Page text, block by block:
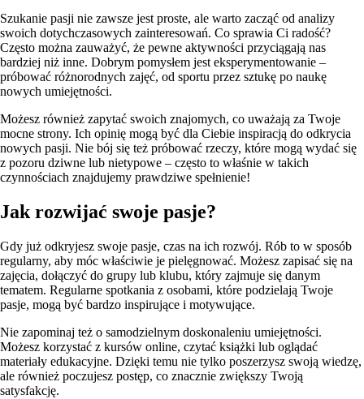
Szukanie pasji nie zawsze jest proste, ale warto zacząć od analizy
swoich dotychczasowych zainteresowań. Co sprawia Ci radość?
Często można zauważyć, że pewne aktywności przyciągają nas
bardziej niż inne. Dobrym pomysłem jest eksperymentowanie –
próbować różnorodnych zajęć, od sportu przez sztukę po naukę
nowych umiejętności.
Możesz również zapytać swoich znajomych, co uważają za Twoje
mocne strony. Ich opinię mogą być dla Ciebie inspiracją do odkrycia
nowych pasji. Nie bój się też próbować rzeczy, które mogą wydać się
z pozoru dziwne lub nietypowe – często to właśnie w takich
czynnościach znajdujemy prawdziwe spełnienie!
Jak rozwijać swoje pasje?
Gdy już odkryjesz swoje pasje, czas na ich rozwój. Rób to w sposób
regularny, aby móc właściwie je pielęgnować. Możesz zapisać się na
zajęcia, dołączyć do grupy lub klubu, który zajmuje się danym
tematem. Regularne spotkania z osobami, które podzielają Twoje
pasje, mogą być bardzo inspirujące i motywujące.
Nie zapominaj też o samodzielnym doskonaleniu umiejętności.
Możesz korzystać z kursów online, czytać książki lub oglądać
materiały edukacyjne. Dzięki temu nie tylko poszerzysz swoją wiedzę,
ale również poczujesz postęp, co znacznie zwiększy Twoją
satysfakcję.